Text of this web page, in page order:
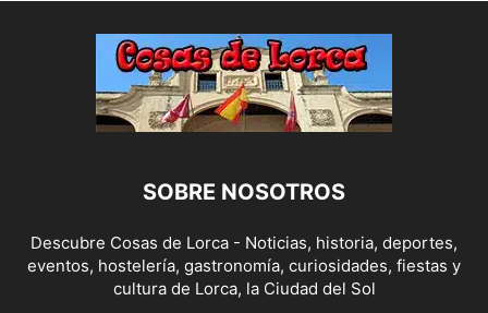
SOBRE NOSOTROS
Descubre Cosas de Lorca - Noticias, historia, deportes,
eventos, hostelería, gastronomía, curiosidades, fiestas y
cultura de Lorca, la Ciudad del Sol